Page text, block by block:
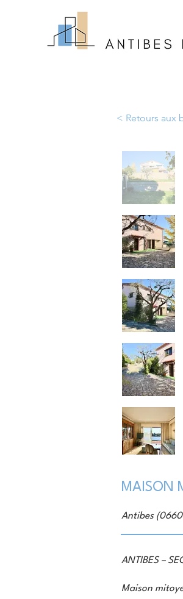
< Retours aux
MAISON
Antibes
ANTIBES –
Maison